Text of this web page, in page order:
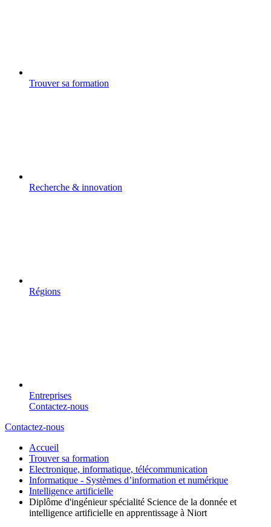
Trouver sa formation
Recherche & innovation
Régions
Entreprises
Contactez-nous
Contactez-nous
Accueil
Trouver sa formation
Electronique, informatique, télécommunication
Informatique - Systèmes d’information et numérique
Intelligence artificielle
Diplôme d'ingénieur spécialité Science de la donnée et
intelligence artificielle en apprentissage à Niort